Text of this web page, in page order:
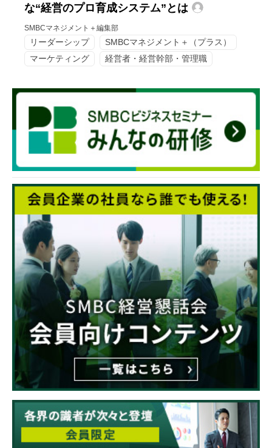
な“経営のプロ育成システム”とは
SMBCマネジメント＋編集部
リーダーシップ
SMBCマネジメント＋（プラス）
マーケティング
経営者・経営幹部・管理職